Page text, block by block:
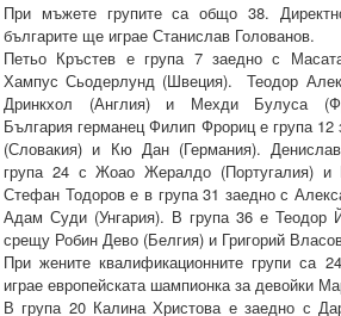
При мъжете групите са общо 38.
българите ще играе Станислав Голованов.
Петьо Кръстев е група 7 заедно с
Хампус Сьодерлунд (Швеция). Теодор
Дринкхол (Англия) и Мехди Булуса
България германец Филип Фрориц е група
(Словакия) и Кю Дан (Германия).
група 24 с Жоао Жералдо (Португалия) и
Стефан Тодоров е в група 31 заедно с
Адам Суди (Унгария). В група 36 е Теодор
срещу Робин Дево (Белгия) и Григорий
При жените квалификационните групи са
играе европейската шампионка за девойки
В група 20 Калина Христова е заедно с